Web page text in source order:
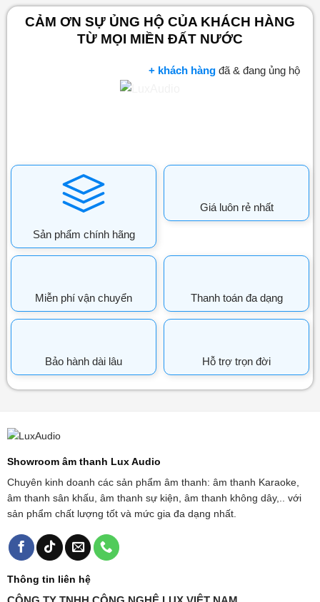
CẢM ƠN SỰ ỦNG HỘ CỦA KHÁCH HÀNG
TỪ MỌI MIỀN ĐẤT NƯỚC
+ khách hàng đã & đang ủng hộ
Sản phẩm chính hãng
Giá luôn rẻ nhất
Miễn phí vận chuyển Thanh toán đa dạng
Bảo hành dài lâu Hỗ trợ trọn đời
Showroom âm thanh Lux Audio
Chuyên kinh doanh các sản phẩm âm thanh: âm thanh Karaoke,
âm thanh sân khấu, âm thanh sự kiện, âm thanh không dây,.. với
sản phẩm chất lượng tốt và mức gia đa dạng nhất.
Thông tin liên hệ